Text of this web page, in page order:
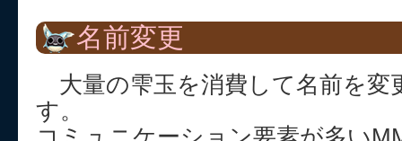
名前変更
大量の雫玉を消費して名前を変
す。